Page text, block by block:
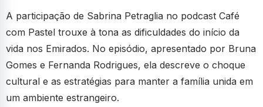
A participação de Sabrina Petraglia no podcast Café
com Pastel trouxe à tona as dificuldades do início da
vida nos Emirados. No episódio, apresentado por Bruna
Gomes e Fernanda Rodrigues, ela descreve o choque
cultural e as estratégias para manter a família unida em
um ambiente estrangeiro.